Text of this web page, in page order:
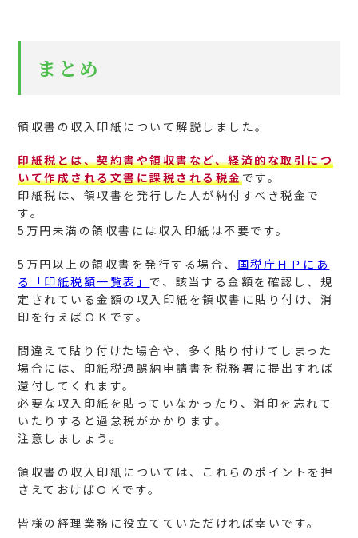
まとめ
領収書の収入印紙について解説しました。
印紙税とは、契約書や領収書など、経済的な取引につ
いて作成される文書に課税される税金です。
印紙税は、領収書を発行した人が納付すべき税金で
す。
5万円未満の領収書には収入印紙は不要です。
5万円以上の領収書を発行する場合、 国税庁ＨＰにあ
る「印紙税額一覧表」 で、該当する金額を確認し、規
定されている金額の収入印紙を領収書に貼り付け、消
印を行えばＯＫです。
間違えて貼り付けた場合や、多く貼り付けてしまった
場合には、印紙税過誤納申請書を税務署に提出すれば
還付してくれます。
必要な収入印紙を貼っていなかったり、消印を忘れて
いたりすると過怠税がかかります。
注意しましょう。
領収書の収入印紙については、これらのポイントを押
さえておけばＯＫです。
皆様の経理業務に役立てていただければ幸いです。